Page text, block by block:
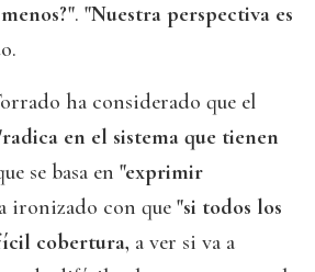
. "Nuestra perspectiva es
ha considerado que el
en el sistema que tienen
se basa en "exprimir
ironizado con que "si todos los
cobertura, a ver si va a